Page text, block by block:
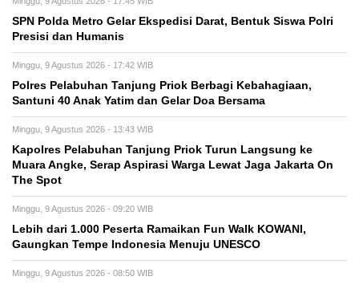
SPN Polda Metro Gelar Ekspedisi Darat, Bentuk Siswa Polri
Presisi dan Humanis
Minggu, 9 Agustus 2026 - 17:42 WIB
Polres Pelabuhan Tanjung Priok Berbagi Kebahagiaan,
Santuni 40 Anak Yatim dan Gelar Doa Bersama
Minggu, 9 Agustus 2026 - 13:43 WIB
Kapolres Pelabuhan Tanjung Priok Turun Langsung ke
Muara Angke, Serap Aspirasi Warga Lewat Jaga Jakarta On
The Spot
Minggu, 9 Agustus 2026 - 09:20 WIB
Lebih dari 1.000 Peserta Ramaikan Fun Walk KOWANI,
Gaungkan Tempe Indonesia Menuju UNESCO
Minggu, 9 Agustus 2026 - 08:50 WIB